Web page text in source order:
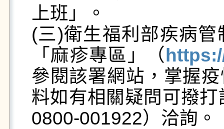
上班」。
(三)衛生福利部疾病
「麻疹專區」（
參閱該署網站，掌握
料如有相關疑問可撥
0800-001922）洽詢。